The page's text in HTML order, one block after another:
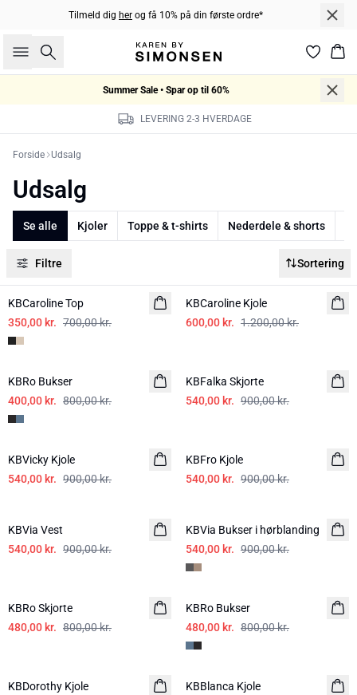
Tilmeld dig her og få 10% på din første ordre*
Søg
Summer Sale • Spar op til 60%
LEVERING 2-3 HVERDAGE
Forside Udsalg
Udsalg
Se alle Kjoler Toppe & t-shirts Nederdele & shorts
Filtre Sortering
-50%
KBCaroline Top
350,00 kr. 700,00 kr.
KBCaroline Kjole
600,00 kr. 1.200,00 kr.
-50%
KBRo Bukser
400,00 kr. 800,00 kr.
KBFalka Skjorte
540,00 kr. 900,00 kr.
-40%
KBVicky Kjole
540,00 kr. 900,00 kr.
KBFro Kjole
540,00 kr. 900,00 kr.
KBVia Vest
540,00 kr. 900,00 kr.
KBVia Bukser i hørblanding
540,00 kr. 900,00 kr.
KBRo Skjorte
480,00 kr. 800,00 kr.
-40%
KBRo Bukser
480,00 kr. 800,00 kr.
KBDorothy Kjole
-50%
KBBlanca Kjole